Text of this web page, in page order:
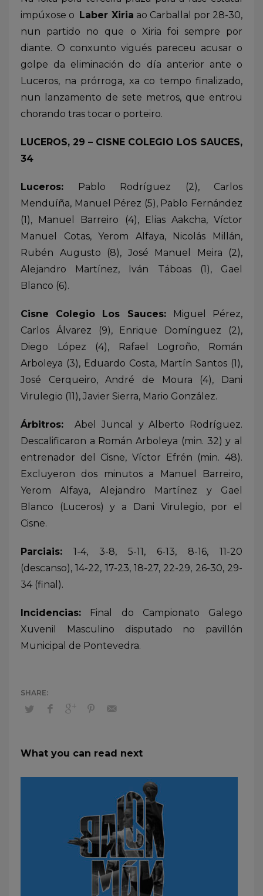
impúxose o Laber Xiria ao Carballal por 28-30,
nun partido no que o Xiria foi sempre por
diante. O conxunto vigués pareceu acusar o
golpe da eliminación do día anterior ante o
Luceros, na prórroga, xa co tempo finalizado,
nun lanzamento de sete metros, que entrou
chorando tras tocar o porteiro.
LUCEROS, 29 – CISNE COLEGIO LOS SAUCES,
34
Luceros: Pablo Rodríguez (2), Carlos
Menduíña, Manuel Pérez (5), Pablo Fernández
(1), Manuel Barreiro (4), Elias Aakcha, Víctor
Manuel Cotas, Yerom Alfaya, Nicolás Millán,
Rubén Augusto (8), José Manuel Meira (2),
Alejandro Martínez, Iván Táboas (1), Gael
Blanco (6).
Cisne Colegio Los Sauces:
Miguel Pérez,
Carlos Álvarez (9), Enrique Domínguez (2),
Diego López (4), Rafael Logroño, Román
Arboleya (3), Eduardo Costa, Martín Santos (1),
José Cerqueiro, André de Moura (4), Dani
Virulegio (11), Javier Sierra, Mario González.
Árbitros:Abel Juncal y Alberto Rodríguez.
Descalificaron a Román Arboleya (min. 32) y al
entrenador del Cisne, Víctor Efrén (min. 48).
Excluyeron dos minutos a Manuel Barreiro,
Yerom Alfaya, Alejandro Martínez y Gael
Blanco (Luceros) y a Dani Virulegio, por el
Cisne.
Parciais: 1-4, 3-8, 5-11, 6-13, 8-16, 11-20
(descanso), 14-22, 17-23, 18-27, 22-29, 26-30, 29-
34 (final).
Incidencias: Final do Campionato Galego
Xuvenil Masculino disputado no pavillón
Municipal de Pontevedra.
What you can read next